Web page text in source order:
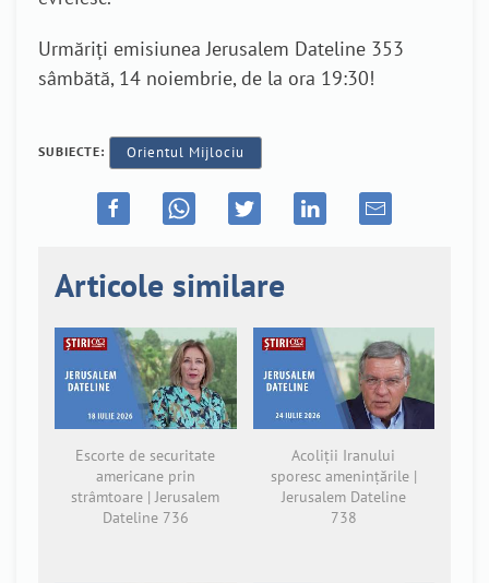
Urmăriți emisiunea Jerusalem Dateline 353
sâmbătă, 14 noiembrie, de la ora 19:30!
SUBIECTE: Orientul Mijlociu
Articole similare
Escorte de securitate
americane prin
strâmtoare | Jerusalem
Dateline 736
Acoliții Iranului
sporesc amenințările |
Jerusalem Dateline
738